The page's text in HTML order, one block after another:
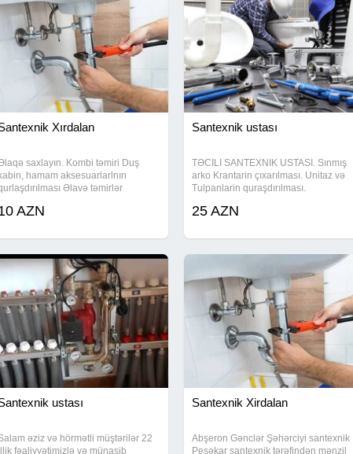
Xırdalan
saxlayın. Kombi təmiri Duş
kabin, hamam aksesuarlarlnın
Əlavə təmirlər
AZN
Santexnik ustası
TƏCILI SANTEXNIK USTASI. Sınmış
arko Krantarin çıxarılması. Unitaz və
Tulpanlarin quraşdırılması.
Paltaryuyan və qabyuyanlarin
otağına aid bütün
25 AZN
ustası
əziz və hörmətli müştərilər 22
fəaliyyətimizlə və münasib
Santexnik Xirdalan
Abşeron Gənclər Şəhərciyi santexnik
Peşəkar santexnik tərəfindən mənzil